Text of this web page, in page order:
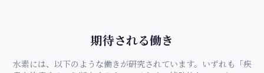
期待される働き
水素には、以下のような働きが研究されています。いずれも「疾